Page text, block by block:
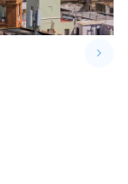
keyboard_arrow_right